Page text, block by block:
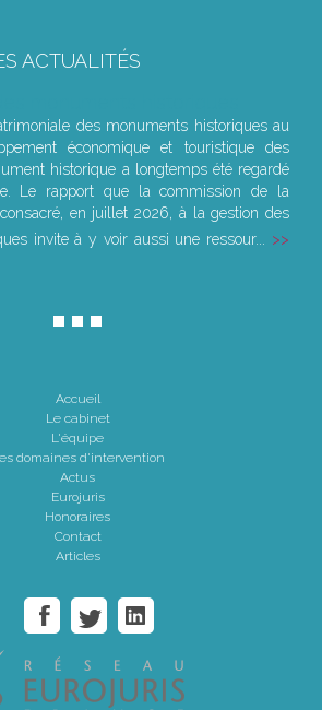
ACTUALITÉS
des monuments historiques au
économique et touristique des
historique a longtemps été regardé
Le rapport que la commission de la
en juillet 2026, à la gestion des
invite à y voir aussi une ressour...
Accueil
Le cabinet
L'équipe
domaines d'intervention
Actus
Eurojuris
Honoraires
Contact
Articles